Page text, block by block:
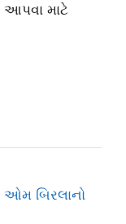
માટે
ઓમ બિરલાનો